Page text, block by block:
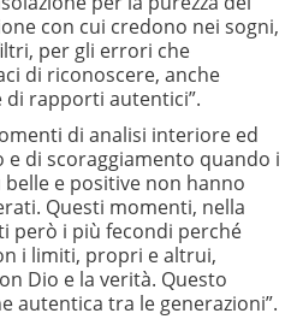
con cui credono nei sogni,
per gli errori che
di riconoscere, anche
di rapporti autentici”.
di analisi interiore ed
di scoraggiamento quando i
e positive non hanno
Questi momenti, nella
però i più fecondi perché
i limiti, propri e altrui,
Dio e la verità. Questo
autentica tra le generazioni”.